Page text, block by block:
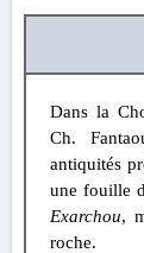
Dans la
Ch.
antiquités
une fouille
Exarchou,
roche.